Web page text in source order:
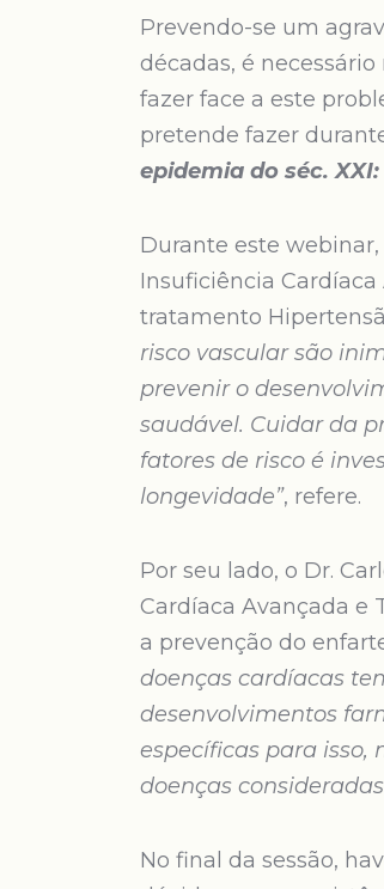
Prevendo-se um
décadas, é
fazer face a este
pretende fazer
epidemia do séc.
Durante este
Insuficiência
tratamento
risco vascular são
prevenir o
saudável. Cuidar da
fatores de risco é
longevidade”, refere.
Por seu lado, o Dr.
Cardíaca Avançada e
a prevenção do
doenças cardíacas
desenvolvimentos
específicas para
doenças
No final da sessão,